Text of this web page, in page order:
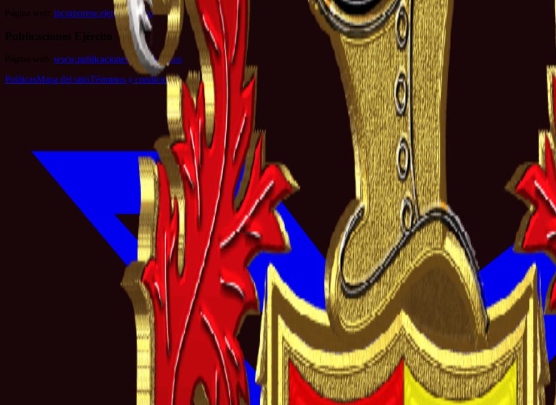
Página web: incorporese.ejercito.mil.co
Publicaciones Ejército
Página web: www.publicacionesejercito.mil.co
PolíticasMapa del sitioTérminos y condiciones